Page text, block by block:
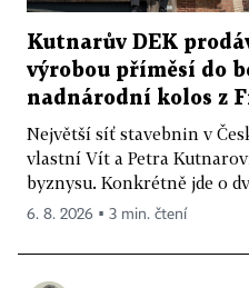
Kutnarův DEK
výrobou příměsí do
nadnárodní kolos z
Největší síť stavebnin v
vlastní Vít a Petra
byznysu. Konkrétně jde o
6. 8. 2026 ▪ 3 min. čtení